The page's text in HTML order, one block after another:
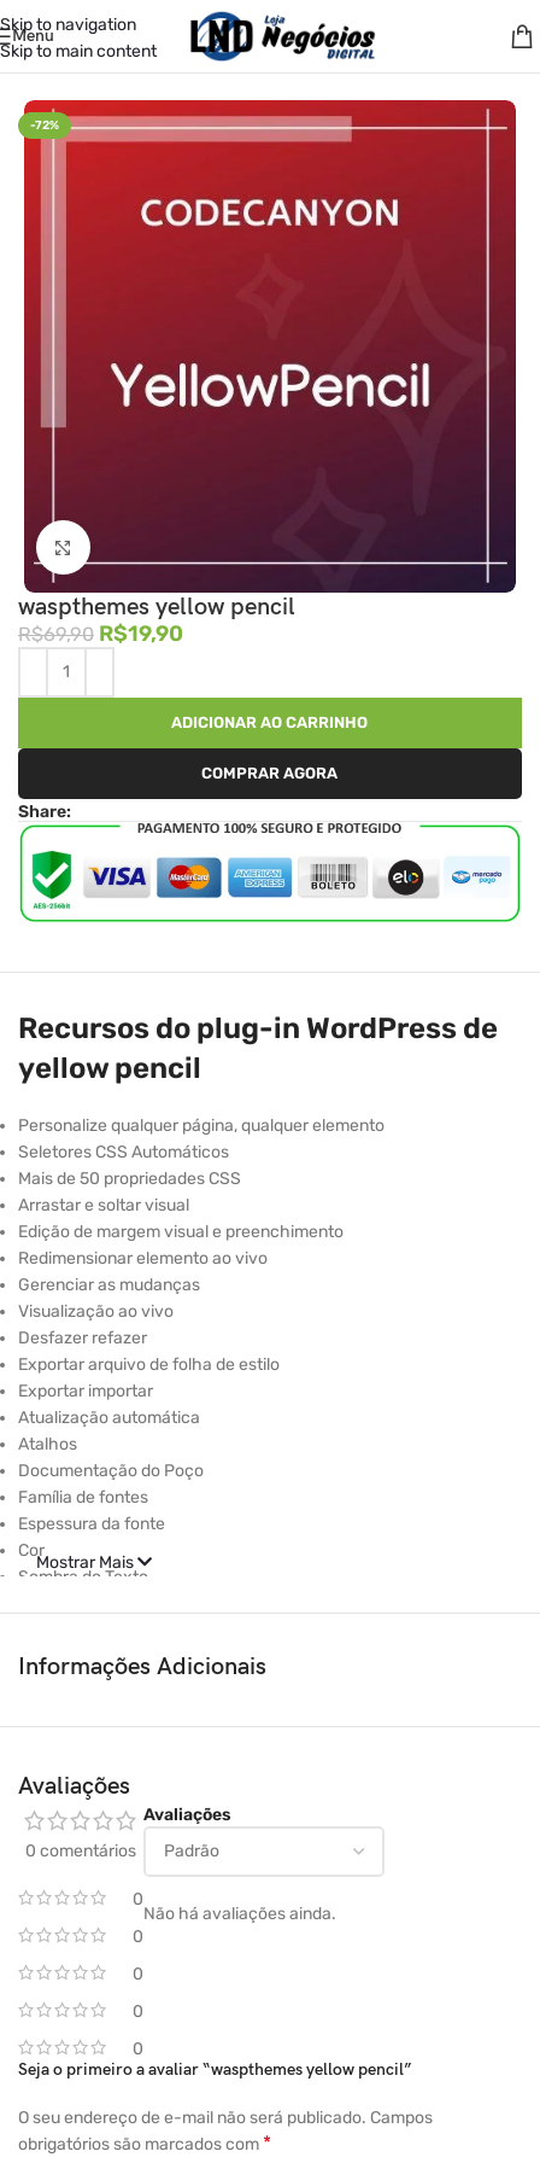
Skip to navigation
Skip to main content
Menu
Início/Plugins/Codecanyon
-72%
Clique para ampliar
waspthemes yellow pencil
R$69,90 R$19,90
ADICIONAR AO CARRINHO
COMPRAR AGORA
Share:
Recursos do plug-in WordPress de
yellow pencil
Personalize qualquer página, qualquer elemento
Seletores CSS Automáticos
Mais de 50 propriedades CSS
Arrastar e soltar visual
Edição de margem visual e preenchimento
Redimensionar elemento ao vivo
Gerenciar as mudanças
Visualização ao vivo
Desfazer refazer
Exportar arquivo de folha de estilo
Exportar importar
Atualização automática
Atalhos
Documentação do Poço
Família de fontes
Espessura da fonte
Cor
Sombra do Texto
Estilo de fonte
Alinhamento de texto
Decoração de Texto
Recuo de Texto
Quebra de linha
Cor de fundo
Imagem de fundo
Modo de mesclagem de fundo
Posição de fundo
Tamanho do Fundo
Anexo de Fundo
Margem
Preenchimento
Fronteira
Mostrar Mais
Informações Adicionais
Avaliações
0 comentários
0
0
0
0
0
Avaliações
Não há avaliações ainda.
Seja o primeiro a avaliar “waspthemes yellow pencil”
O seu endereço de e-mail não será publicado. Campos
obrigatórios são marcados com *